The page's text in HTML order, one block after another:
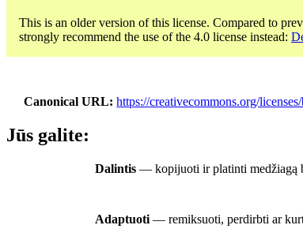
This is an older version of this license. Compared to
strongly recommend the use of the 4.0 license instead:
Canonical URL https://creativecommons.org/
Jūs galite:
Dalintis — kopijuoti ir platinti medžiagą
Adaptuoti — remiksuoti, perdirbti ar